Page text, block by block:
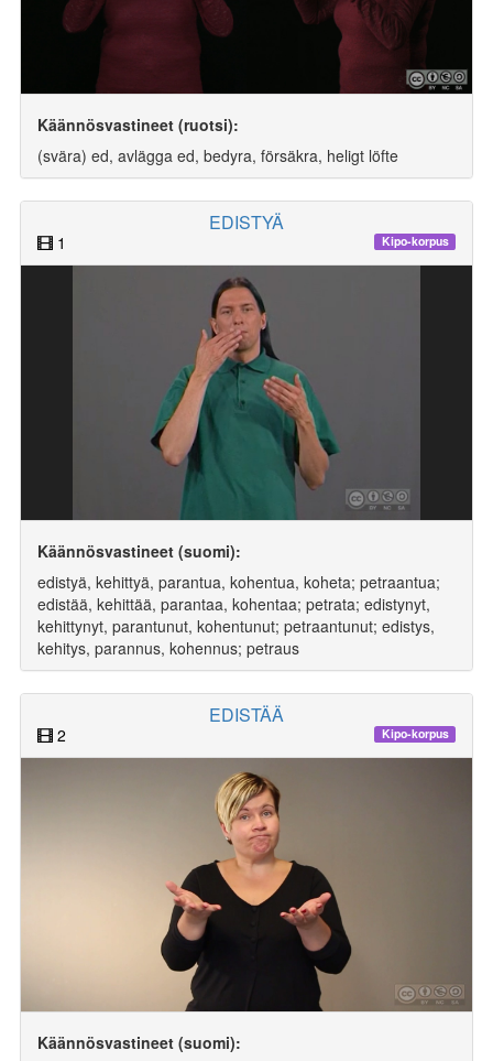
Käännösvastineet (ruotsi):
(svära) ed, avlägga ed, bedyra, försäkra, heligt löfte
EDISTYÄ
1 Kipo-korpus
Käännösvastineet (suomi):
edistyä, kehittyä, parantua, kohentua, koheta; petraantua;
edistää, kehittää, parantaa, kohentaa; petrata; edistynyt,
kehittynyt, parantunut, kohentunut; petraantunut; edistys,
kehitys, parannus, kohennus; petraus
EDISTÄÄ
2 Kipo-korpus
Käännösvastineet (suomi):